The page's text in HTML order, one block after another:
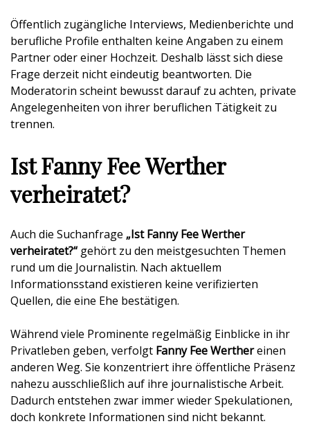
Öffentlich zugängliche Interviews, Medienberichte und
berufliche Profile enthalten keine Angaben zu einem
Partner oder einer Hochzeit. Deshalb lässt sich diese
Frage derzeit nicht eindeutig beantworten. Die
Moderatorin scheint bewusst darauf zu achten, private
Angelegenheiten von ihrer beruflichen Tätigkeit zu
trennen.
Ist Fanny Fee Werther
verheiratet?
Auch die Suchanfrage „Ist Fanny Fee Werther
verheiratet?“ gehört zu den meistgesuchten Themen
rund um die Journalistin. Nach aktuellem
Informationsstand existieren keine verifizierten
Quellen, die eine Ehe bestätigen.
Während viele Prominente regelmäßig Einblicke in ihr
Privatleben geben, verfolgt Fanny Fee Werthereinen
anderen Weg. Sie konzentriert ihre öffentliche Präsenz
nahezu ausschließlich auf ihre journalistische Arbeit.
Dadurch entstehen zwar immer wieder Spekulationen,
doch konkrete Informationen sind nicht bekannt.